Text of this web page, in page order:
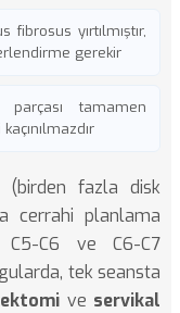
fibrosus yırtılmıştır,
gerekir
tamamen
(birden fazla disk
cerrahi planlama
C5-C6 ve C6-C7
tek seansta
ve servikal